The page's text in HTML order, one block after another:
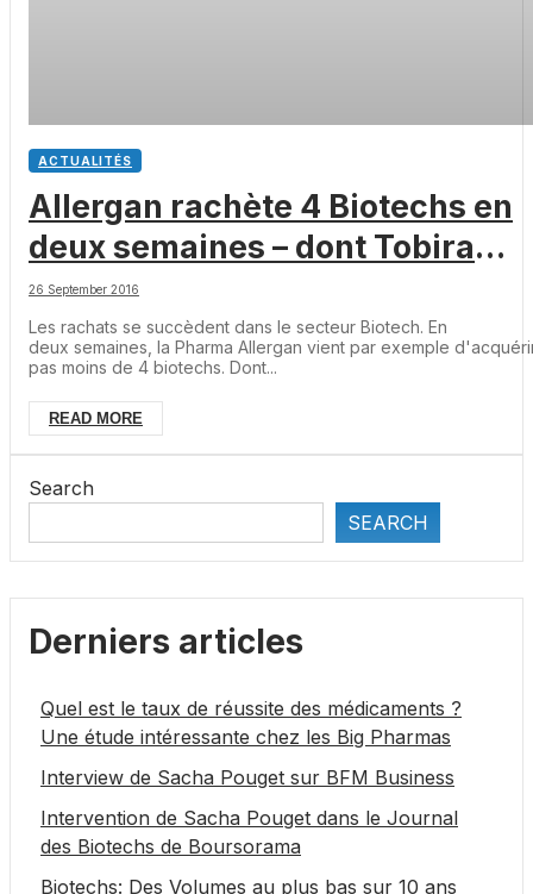
ACTUALITÉS
Allergan rachète 4 Biotechs en
deux semaines – dont Tobira
avec une prime de 498%
26 September 2016
Les rachats se succèdent dans le secteur Biotech. En
deux semaines, la Pharma Allergan vient par exemple
pas moins de 4 biotechs. Dont...
READ MORE
Search
SEARCH
Derniers articles
Quel est le taux de réussite des médicaments ?
Une étude intéressante chez les Big Pharmas
Interview de Sacha Pouget sur BFM Business
Intervention de Sacha Pouget dans le Journal
des Biotechs de Boursorama
Biotechs: Des Volumes au plus bas sur 10 ans